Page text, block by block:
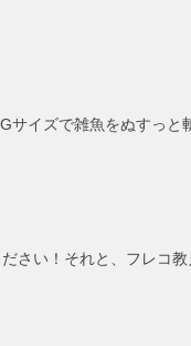
サイズで雑魚をぬすっと
さい！それと、フレコ